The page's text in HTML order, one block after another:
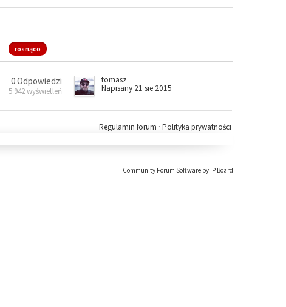
rosnąco
0 Odpowiedzi
5 942 wyświetleń
tomasz
Napisany 21 sie 2015
Polityka prywatności
Regulamin forum ·
Community Forum Software by IP.Board